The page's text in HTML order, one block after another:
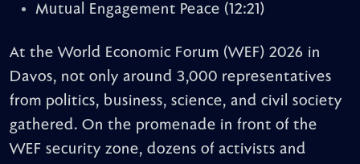
Mutual Engagement Peace (12:21)
At the World Economic Forum (WEF) 2026 in
Davos, not only around 3,000 representatives
from politics, business, science, and civil society
gathered. On the promenade in front of the
WEF security zone, dozens of activists and